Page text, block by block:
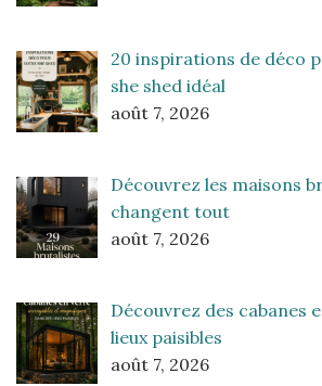
20 inspirations de déco
she shed idéal
août 7, 2026
Découvrez les maisons
changent tout
août 7, 2026
Découvrez des cabanes
lieux paisibles
août 7, 2026